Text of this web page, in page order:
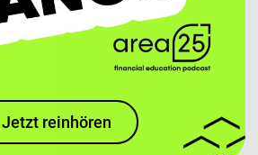
Jetzt reinhören